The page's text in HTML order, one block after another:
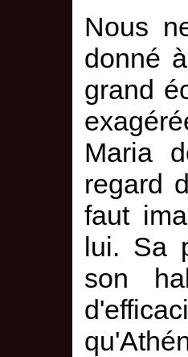
Nous
donné
grand
Maria
regard
faut
lui. Sa
son